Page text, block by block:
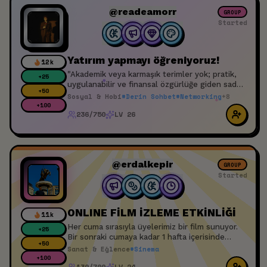
12k
+25
+50
+100
@readeamorr GROUP
Started
Yatırım yapmayı öğreniyoruz!
"Akademik veya karmaşık terimler yok; pratik,
uygulanabilir ve finansal özgürlüğe giden sade
yatırım adımları."
Sosyal & Hobi#Derin Sohbet#Networking+8
236/750 LV 26
11k
+25
+50
+100
@erdalkepir GROUP
Started
ONLINE FİLM İZLEME ETKİNLİĞİ
Her cuma sırasıyla üyelerimiz bir film sunuyor.
Bir sonraki cumaya kadar 1 hafta içerisinde
müsait bir zamanınızda filmi izliyorsunuz. Cuma
günü 23:00 da toplanıp film hakkında
Sanat & Eğlence#Sinema